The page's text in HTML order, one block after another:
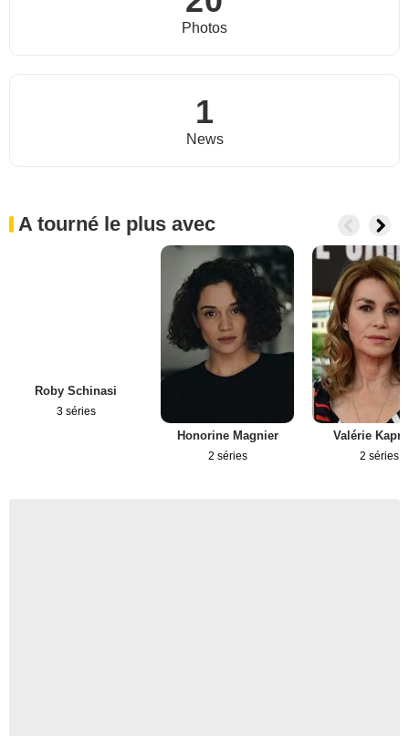
Photos
1
News
A tourné le plus avec
Roby Schinasi
3 séries
Honorine Magnier
2 séries
Valérie
2 séries